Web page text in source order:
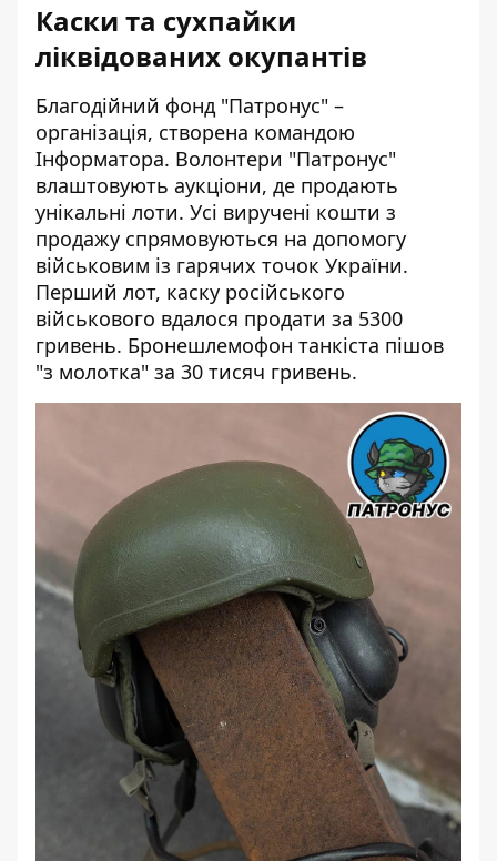
Каски та сухпайки
ліквідованих окупантів
Благодійний фонд "Патронус" –
організація, створена командою
Інформатора. Волонтери "Патронус"
влаштовують аукціони, де продають
унікальні лоти. Усі виручені кошти з
продажу спрямовуються на допомогу
військовим із гарячих точок України.
Перший лот, каску російського
військового вдалося продати за 5300
гривень. Бронешлемофон танкіста пішов
"з молотка" за 30 тисяч гривень.